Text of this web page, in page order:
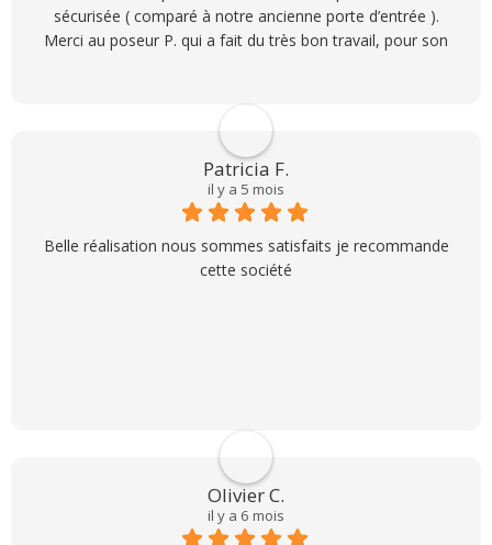
sécurisée ( comparé à notre ancienne porte d’entrée ).
Merci au poseur P. qui a fait du très bon travail, pour son
nos attentes.
Nous reviendrons pour nos futurs projets.
Patricia F.
il y a 5 mois
Belle réalisation nous sommes satisfaits je recommande
cette société
Olivier C.
il y a 6 mois